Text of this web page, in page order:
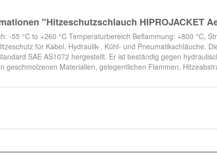
"Hitzeschutzschlauch HIPROJACKET
-55 °C to +260 °C Temperaturbereich Beflammung: +800 °C,
für Kabel, Hydraulik-, Kühl- und Pneumatikschläuche.
SAE AS1072 hergestellt. Er ist beständig gegen
geschmolzenen Materialien, gelegentlichen Flammen,